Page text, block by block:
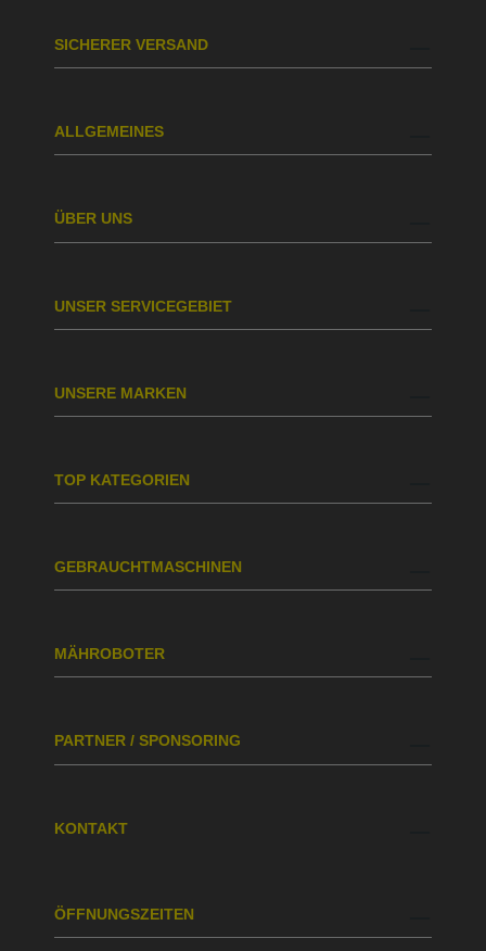
SICHERER VERSAND
ALLGEMEINES
ÜBER UNS
UNSER SERVICEGEBIET
UNSERE MARKEN
TOP KATEGORIEN
GEBRAUCHTMASCHINEN
MÄHROBOTER
PARTNER / SPONSORING
KONTAKT
ÖFFNUNGSZEITEN